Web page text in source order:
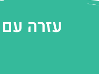
עזרה